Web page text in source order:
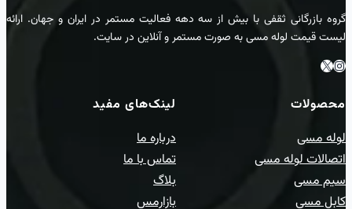
گروه بازرگانی ثقفی با بیش از سه دهه فعالیت مستمر در ایران و جهان. ارائه
لیست قیمت لوله مسی به صورت مستمر و آنلاین در سایت.
اینستاگرام ایکس
محصولات
لوله مسی
اتصالات لوله مسی
سیم مسی
کابل مسی
لینک‌های مفید
درباره ما
تماس با ما
بلاگ
بازارمس